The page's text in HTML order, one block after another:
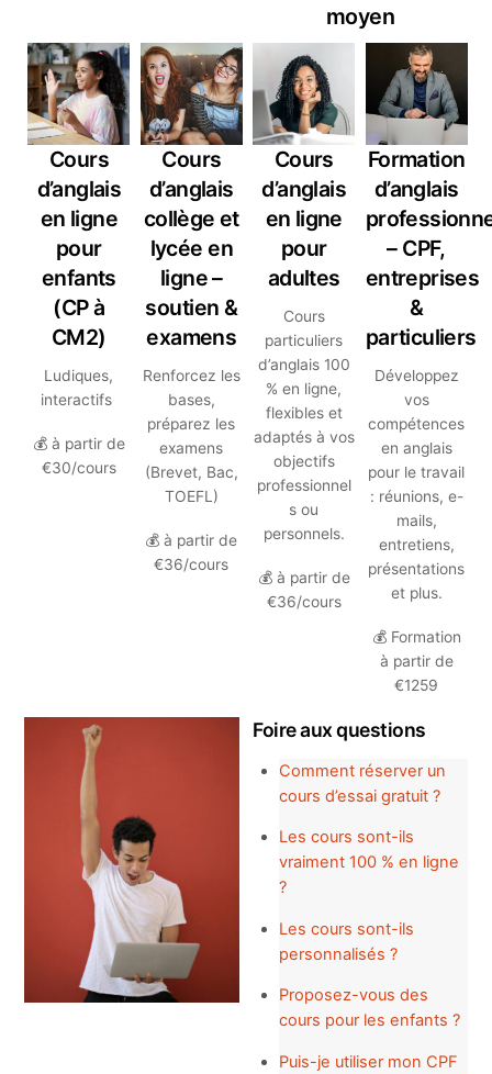
moyen
Cours
d’anglais
en ligne
pour
enfants
(CP à
CM2)
Ludiques,
interactifs
💰 à partir de
€30/cours
Cours
d’anglais
collège et
lycée en
ligne –
soutien &
examens
Renforcez les
bases,
préparez les
examens
(Brevet, Bac,
TOEFL)
💰 à partir de
€36/cours
Cours
d’anglais
en ligne
pour
adultes
Cours
particuliers
d’anglais 100
% en ligne,
flexibles et
adaptés à vos
objectifs
professionnel
s ou
personnels.
💰 à partir de
€36/cours
Formation
d’anglais
– CPF,
entreprises
&
particuliers
Développez
vos
compétences
en anglais
pour le travail
: réunions, e-
mails,
entretiens,
présentations
et plus.
💰 Formation
à partir de
€1259
Foire aux questions
Comment réserver un
cours d’essai gratuit ?
Les cours sont-ils
vraiment 100 % en ligne
?
Les cours sont-ils
personnalisés ?
Proposez-vous des
cours pour les enfants ?
Puis-je utiliser mon CPF